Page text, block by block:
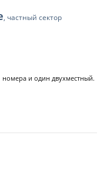
, частный сектор
номера и один двухместный.